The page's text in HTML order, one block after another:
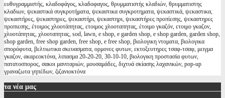
ευθυγραμμιστής, κλαδοφάγος, κλαδοφαγος, θρυμματιστής κλαδιών, θρυμματιστης
κλαδιων, ψεκαστικά συγκροτήματα, ψεκαστικα συγκροτηματα, ψεκαστικά, ψεκαστικα,
ψεκαστήρες, ψεκαστηρες, ψεκαστήρι, ψεκαστηρι, ψεκαστήρες προπίεσης, ψεκαστηρες
προπιεσης, έτοιμος χλοοτάπητας, ετοιμος χλοοταπητας, έτοιμο γκαζόν, ετοιμο γκαζον,
χλοοτάπητας, χλοοταπητας, sod, lawn, e shop, e garden shop, e shop garden, garden shop,
shop garden, free shop garden, free shop, e free shop, βιολογικη ντοματα, βιολογικα
σπορόφυτα, βελτιωτικα σκευασματα, ορμονες φυτων, εκτοξευτηρες τσαφ-τσαφ, μειγμα
γκαζον, ακαρεοκτόνα, λιπασμα 20-20-20, 30-10-10, βιολογικη προστασία φυτων,
πατατοσπορος, σακοι μανιταριών, μουσαμάδες, διχτυά σκίασης λαχανικών, pop-up
γραναζωτα γηπέδων, ζιζανιοκτόνα
τα νέα μας